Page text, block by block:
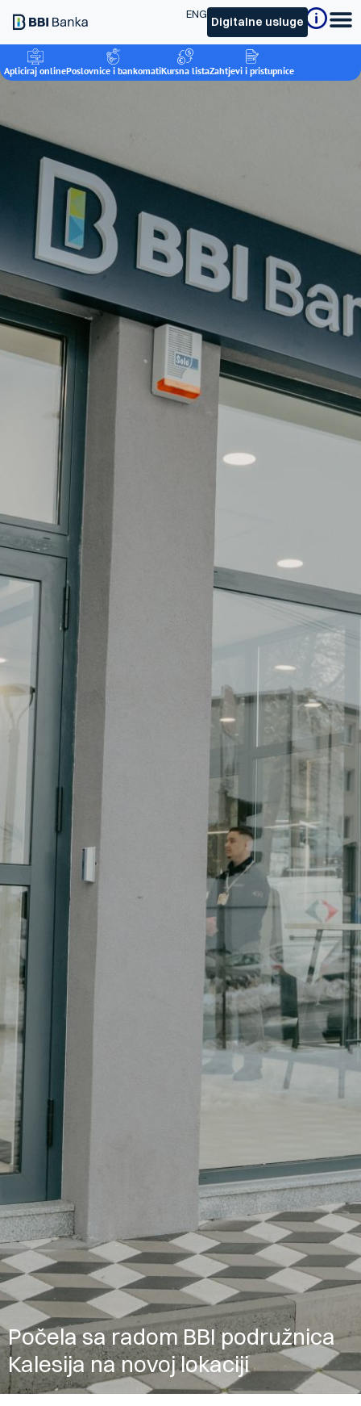
Digitalne usluge
ENG
Počela sa radom BBI podružnica
Kalesija na novoj lokaciji
Apliciraj onlinePoslovnice i bankomatiKursna listaZahtjevi i pristupnice